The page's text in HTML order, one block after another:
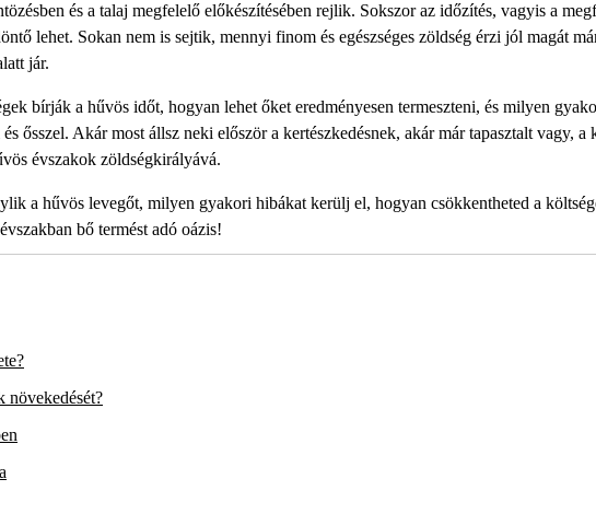
és a talaj megfelelő előkészítésében rejlik. Sokszor az időzítés, vagyis a
lehet. Sokan nem is sejtik, mennyi finom és egészséges zöldség érzi jól magát
jár.
bírják a hűvös időt, hogyan lehet őket eredményesen termeszteni, és milyen
ősszel. Akár most állsz neki először a kertészkedésnek, akár már tapasztalt vagy, a
évszakok zöldségkirályává.
a hűvös levegőt, milyen gyakori hibákat kerülj el, hogyan csökkentheted a
bő termést adó oázis!
növekedését?